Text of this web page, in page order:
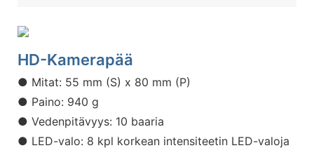
HD-Kamerapää
● Mitat: 55 mm (S) x 80 mm (P)
● Paino: 940 g
● Vedenpitävyys: 10 baaria
● LED-valo: 8 kpl korkean intensiteetin LED-valoja